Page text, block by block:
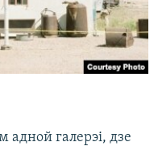
адной галерэі, дзе